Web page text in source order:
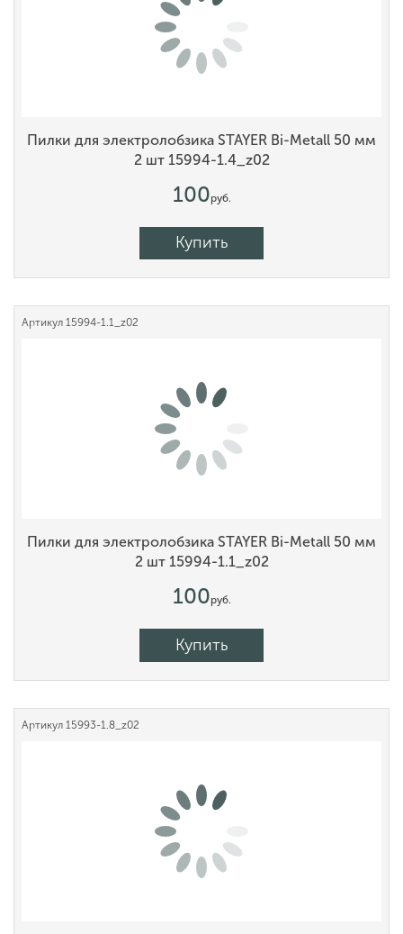
Пилки для электролобзика STAYER Bi-Metall 50 мм
2 шт 15994-1.4_z02
100руб.
Купить
Артикул 15994-1.1_z02
Пилки для электролобзика STAYER Bi-Metall 50 мм
2 шт 15994-1.1_z02
100руб.
Купить
Артикул 15993-1.8_z02